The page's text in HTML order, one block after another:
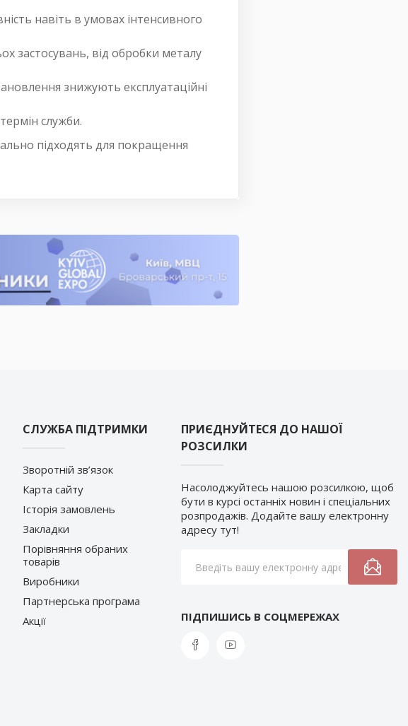
навіть в умовах інтенсивного
застосувань, від обробки металу
знижують експлуатаційні
служби.
підходять для покращення
СЛУЖБА ПІДТРИМКИ
Зворотній зв’язок
Карта сайту
Історія замовлень
Закладки
Порівняння обраних
товарів
Виробники
Партнерська програма
Акції
ПРИЄДНУЙТЕСЯ ДО НАШОЇ
РОЗСИЛКИ
Насолоджуйтесь нашою розсилкою, щоб
бути в курсі останніх новин і спеціальних
розпродажів. Додайте вашу електронну
адресу тут!
ПІДПИШИСЬ В СОЦМЕРЕЖАХ